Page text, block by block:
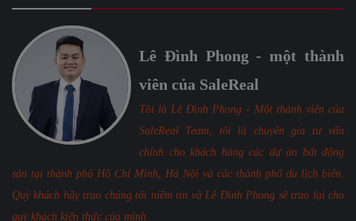
Lê Đình Phong - một thành
viên của SaleReal
Tôi là Lê Đình Phong - Một thành viên của
SaleReal Team, tôi là chuyên gia tư vấn
chính cho khách hàng các dự án bất động
sản tại thành phố Hồ Chí Minh, Hà Nội và các thành phố du lịch biển.
Quý khách hãy trao chúng tôi niềm tin và Lê Đình Phong sẽ trao lại cho
quý khách kiến thức của mình.